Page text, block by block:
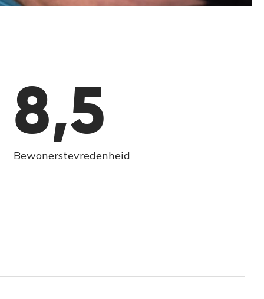
8,5
Bewonerstevredenheid